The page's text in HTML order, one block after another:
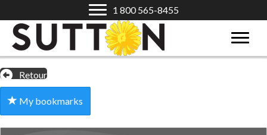
1 800 565-8455
Retour
My bookmarks